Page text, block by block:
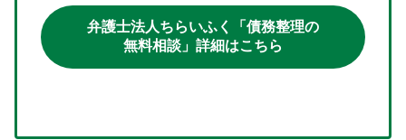
弁護士法人ちらいふく「債務整理の
無料相談」詳細はこちら